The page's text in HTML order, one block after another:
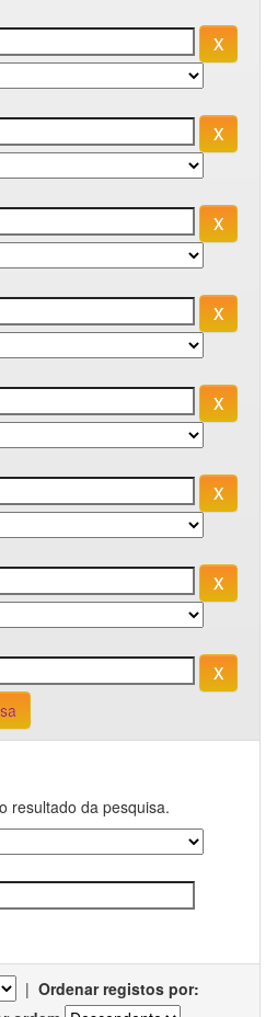
resultado da pesquisa.
| Ordenar registos por: